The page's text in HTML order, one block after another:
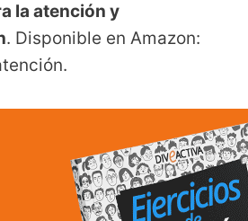
la atención y
. Disponible en Amazon: